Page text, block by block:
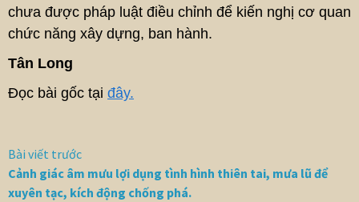
chưa được pháp luật điều chỉnh để kiến nghị cơ quan
chức năng xây dựng, ban hành.
Tân Long
Đọc bài gốc tại đây.
Bài viết trước
Cảnh giác âm mưu lợi dụng tình hình thiên tai, mưa lũ để
xuyên tạc, kích động chống phá.